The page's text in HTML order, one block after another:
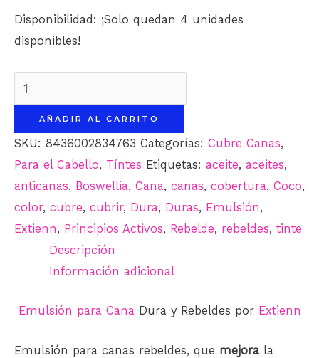
Disponibilidad: ¡Solo quedan 4 unidades
disponibles!
Emulsión
para
Cana
Dura
y
Canas
Rebeldes.
Extienn.
cantidad
AÑADIR AL CARRITO
SKU: 8436002834763 Categorías: Cubre Canas,
Para el Cabello, Tíntes Etiquetas: aceite, aceites,
anticanas, Boswellia, Cana, canas, cobertura, Coco,
color, cubre, cubrir, Dura, Duras, Emulsión,
Extienn, Principios Activos, Rebelde, rebeldes, tinte
Descripción
Información adicional
Emulsión para Cana Dura y Rebeldes por Extienn
Emulsión para canas rebeldes, que mejora la